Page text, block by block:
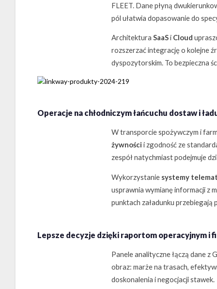
FLEET. Dane płyną
pól ułatwia dopasowanie do
Architektura SaaSi Cloud
rozszerzać integrację o kolejne
dyspozytorskim. To bezpieczna
Operacje na chłodniczym łańcuchu dostaw i
W transporcie spożywczym i
żywności i zgodność ze
zespół natychmiast podejmuje
Wykorzystanie systemy
usprawnia wymianę informacji z
punktach załadunku przebiegają
Lepsze decyzje dzięki raportom operacyjnym i
Panele analityczne łączą dane z
obraz: marże na trasach,
doskonalenia i negocjacji stawek.